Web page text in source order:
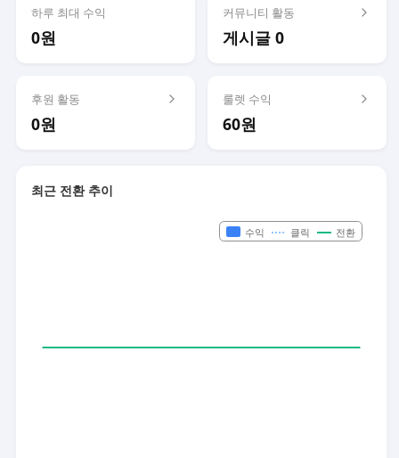
하루 최대 수익
0원
커뮤니티 활동
게시글 0
후원 활동
0원
룰렛 수익
60원
최근 전환 추이